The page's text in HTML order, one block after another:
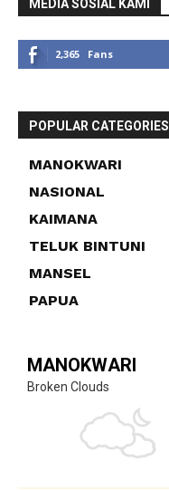
MEDIA SOSIAL KAMI
2,365 Fans
POPULAR CATEGORIES
MANOKWARI
NASIONAL
KAIMANA
TELUK BINTUNI
MANSEL
PAPUA
MANOKWARI
Broken Clouds